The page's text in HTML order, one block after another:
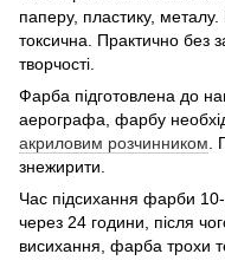
паперу, пластику,
токсична. Практично без
творчості.
Фарба підготовлена до
аерографа, фарбу
акриловим розчинником
знежирити.
Час підсихання фарби
через 24 години, після
висихання, фарба трохи